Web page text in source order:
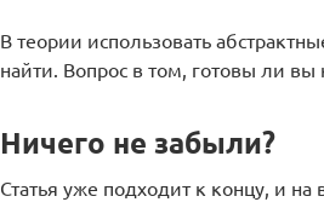
В теории использовать
найти. Вопрос в том, готовы ли вы
Ничего не забыли?
Статья уже подходит к концу, и на